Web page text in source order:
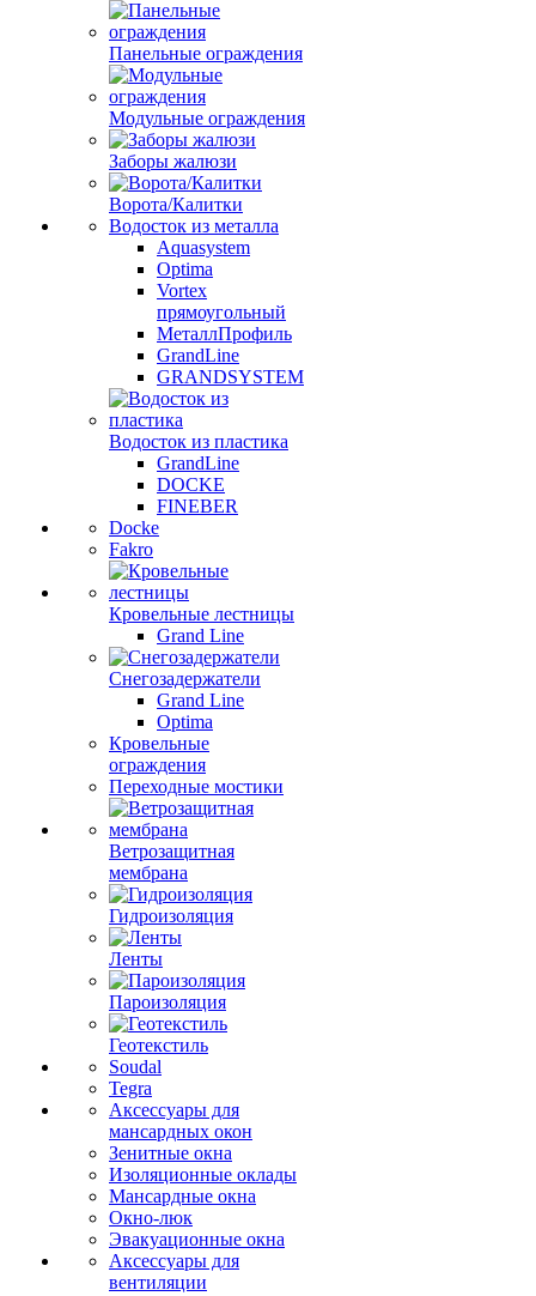
Панельные ограждения
Модульные ограждения
Заборы жалюзи
Ворота/Калитки
Водосток из металла
Aquasystem
Optima
Vortex
прямоугольный
МеталлПрофиль
GrandLine
GRANDSYSTEM
Водосток из пластика
GrandLine
DOCKE
FINEBER
Docke
Fakro
Кровельные лестницы
Grand Line
Снегозадержатели
Grand Line
Optima
Кровельные
ограждения
Переходные мостики
Ветрозащитная
мембрана
Гидроизоляция
Ленты
Пароизоляция
Геотекстиль
Soudal
Tegra
Аксессуары для
мансардных окон
Зенитные окна
Изоляционные оклады
Мансардные окна
Окно-люк
Эвакуационные окна
Аксессуары для
вентиляции